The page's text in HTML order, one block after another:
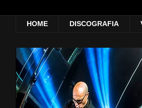
HOME DISCOGRAFIA